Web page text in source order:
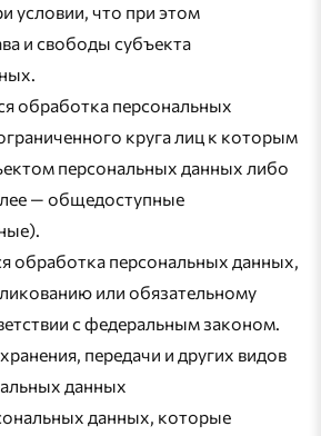
условии, что при этом
и свободы субъекта
обработка персональных
круга лиц к которым
персональных данных либо
— общедоступные
обработка персональных данных,
или обязательному
с федеральным законом.
передачи и других видов
данных
данных, которые